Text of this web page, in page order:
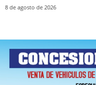
8 de agosto de 2026